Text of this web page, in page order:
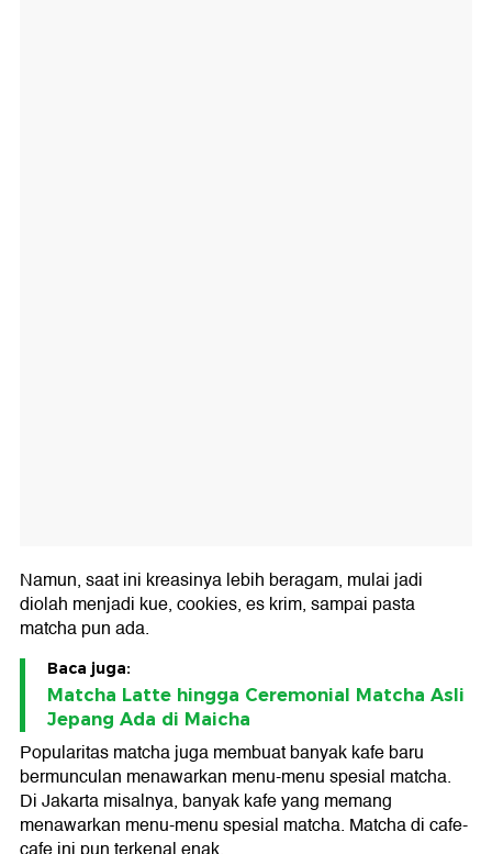
Namun, saat ini kreasinya lebih beragam, mulai jadi
diolah menjadi kue, cookies, es krim, sampai pasta
matcha pun ada.
Baca juga:
Matcha Latte hingga Ceremonial Matcha Asli
Jepang Ada di Maicha
Popularitas matcha juga membuat banyak kafe baru
bermunculan menawarkan menu-menu spesial matcha.
Di Jakarta misalnya, banyak kafe yang memang
menawarkan menu-menu spesial matcha. Matcha di cafe-